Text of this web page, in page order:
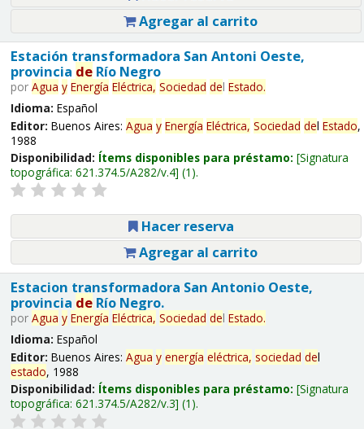
Agregar al carrito
Estación transformadora San Antoni Oeste,
provincia deRío Negro
por Agua y Energía Eléctrica, Sociedad del Estado.
Idioma: Español
Editor: Buenos Aires: Agua y Energía Eléctrica, Sociedad del Estado,
1988
Disponibilidad: Ítems disponibles para préstamo: Signatura
topográfica: 621.374.5/A282/v.4 (1).
Hacer reserva
Agregar al carrito
Estacion transformadora San Antonio Oeste,
provincia deRío Negro.
por Agua y Energía Eléctrica, Sociedad del Estado.
Idioma: Español
Editor: Buenos Aires: Agua y energía eléctrica, sociedad del
estado, 1988
Disponibilidad: Ítems disponibles para préstamo: Signatura
topográfica: 621.374.5/A282/v.3 (1).